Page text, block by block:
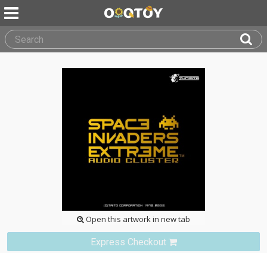
Open this artwork in new tab
Express Checkout